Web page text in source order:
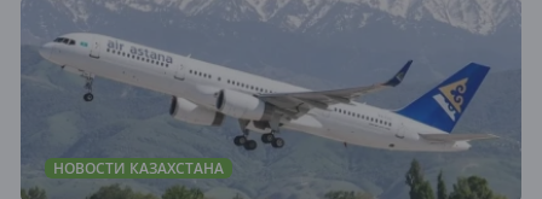
НОВОСТИ КАЗАХСТАНА